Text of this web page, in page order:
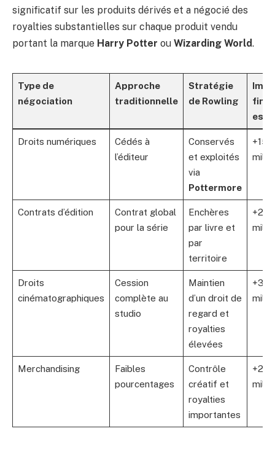
significatif sur les produits dérivés et a négocié des
royalties substantielles sur chaque produit vendu
portant la marque Harry Potter ou Wizarding World.
Type de
négociation
Approche
traditionnelle
Stratégie
de Rowling
Droits numériques
Cédés à
l’éditeur
Conservés
et exploités
via
Pottermore
+150
Contrats d’édition
Contrat global
pour la série
Enchères
par livre et
par
territoire
+200
Droits
cinématographiques
Cession
complète au
studio
Maintien
d’un droit de
regard et
royalties
élevées
+300
Merchandising
Faibles
pourcentages
Contrôle
créatif et
royalties
importantes
+250